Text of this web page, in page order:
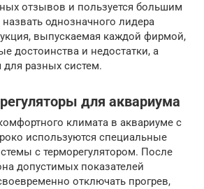
отзывов и пользуется большим
однозначного лидера
выпускаемая каждой фирмой,
достоинства и недостатки, а
для разных систем.
для аквариума
климата в аквариуме с
используются специальные
с терморегулятором. После
допустимых показателей
отключать прогрев,